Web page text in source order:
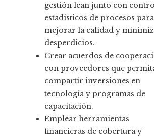
gestión lean junto con
estadísticos de procesos para
mejorar la calidad y
desperdicios.
Crear acuerdos de
con proveedores que
compartir inversiones en
tecnología y programas de
capacitación.
Emplear herramientas
financieras de cobertura y